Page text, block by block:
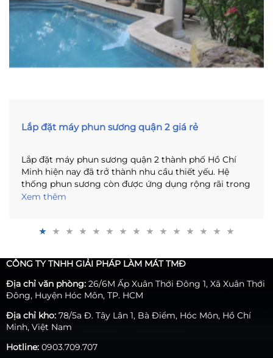
Lắp đặt máy phun sương quận 2 giá rẻ
Lắp đặt máy phun sương quận 2 thành phố Hồ Chí
Minh hiện nay đã trở thành nhu cầu thiết yếu. Hệ
thống phun sương còn được ứng dụng rộng rãi trong
các nhà kính nông nghiệp. Phun sương còn được ứng
trên địa bàn có rất nhiều công ty phân phối sản phẩm
Xem thêm
CÔNG TY TNHH GIẢI PHÁP LÀM MÁT TMĐ
Địa chỉ văn phòng: 26/6M Ấp Xuân Thới Đông 1, Xã Xuân Thới
Đông, Huyện Hóc Môn, TP. HCM
Địa chỉ kho: 78/5a Đ. Tây Lân 1, Bà Điểm, Hóc Môn, Hồ Chí
Minh, Việt Nam
Hotline: 0903.709.707